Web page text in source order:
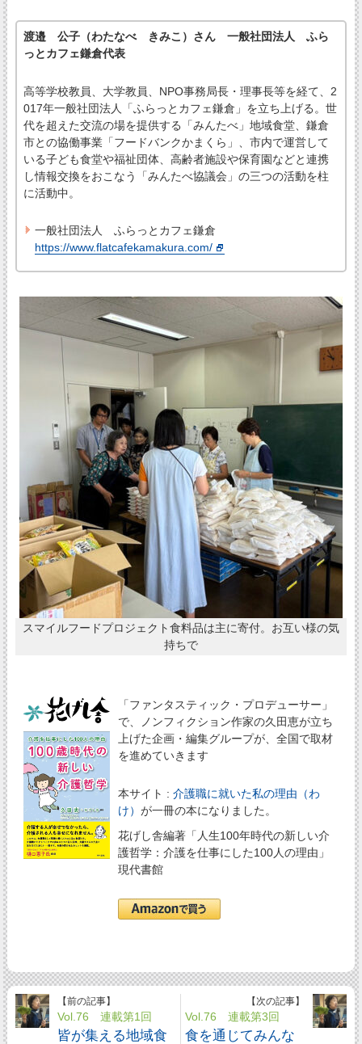
渡邉 公子（わたなべ きみこ）さん 一般社団法人 ふら
っとカフェ鎌倉代表
高等学校教員、大学教員、NPO事務局長・理事長等を経て、2
017年一般社団法人「ふらっとカフェ鎌倉」を立ち上げる。世
代を超えた交流の場を提供する「みんたべ」地域食堂、鎌倉
市との協働事業「フードバンクかまくら」、市内で運営して
いる子ども食堂や福祉団体、高齢者施設や保育園などと連携
し情報交換をおこなう「みんたべ協議会」の三つの活動を柱
に活動中。
一般社団法人 ふらっとカフェ鎌倉
https://www.flatcafekamakura.com/
スマイルフードプロジェクト食料品は主に寄付。お互い様の気
持ちで
「ファンタスティック・プロデューサー」
で、ノンフィクション作家の久田恵が立ち
上げた企画・編集グループが、全国で取材
を進めていきます
本サイト : 介護職に就いた私の理由（わ
け） が一冊の本になりました。
花げし舎編著「人生100年時代の新しい介
護哲学：介護を仕事にした100人の理由」
現代書館
【前の記事】
Vol.76 連載第1回
皆が集える地域食
【次の記事】
Vol.76 連載第3回
食を通じてみんな